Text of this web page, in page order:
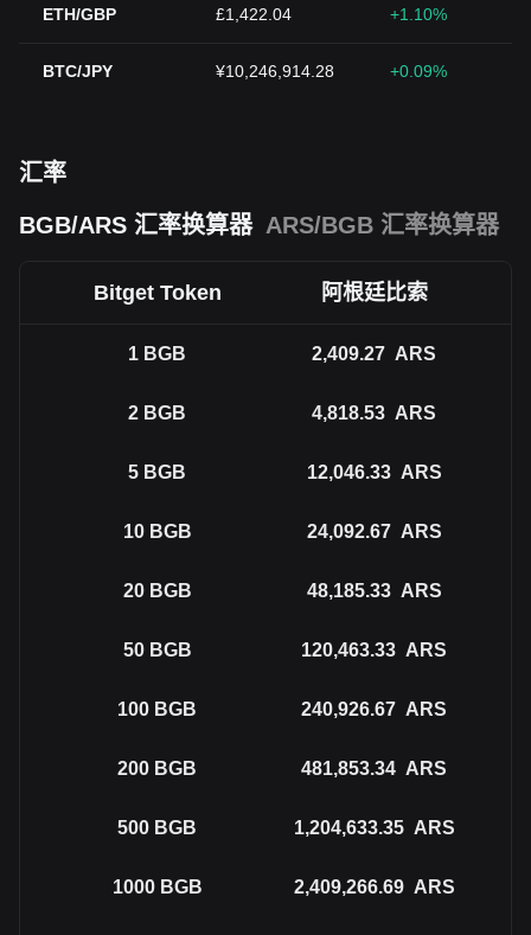
ETH/GBP £1,422.04 +1.10%
BTC/JPY ¥10,246,914.28 +0.09%
汇率
BGB/ARS 汇率换算器 ARS/BGB 汇率换算器
Bitget Token 阿根廷比索
1 BGB 2,409.27 ARS
2 BGB 4,818.53 ARS
5 BGB 12,046.33 ARS
10 BGB 24,092.67 ARS
20 BGB 48,185.33 ARS
50 BGB 120,463.33 ARS
100 BGB 240,926.67 ARS
200 BGB 481,853.34 ARS
500 BGB 1,204,633.35 ARS
1000 BGB 2,409,266.69 ARS